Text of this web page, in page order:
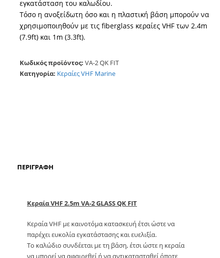
εγκατάσταση του καλωδίου.
Τόσο η ανοξείδωτη όσο και η πλαστική βάση μπορούν να
χρησιμοποιηθούν με τις fiberglass κεραίες VHF των 2.4m
(7.9ft) και 1m (3.3ft).
Κωδικός προϊόντος: VA-2 QK FIT
Κατηγορία: Kεραίες VHF Marine
ΠΕΡΙΓΡΑΦΉ
Κεραία VHF 2.5m VA-2 GLASS QK FIT
Kεραία VHF με καινοτόμα κατασκευή έτσι ώστε να
παρέχει ευκολία εγκατάστασης και ευελιξία.
Το καλώδιο συνδέεται με τη βάση, έτσι ώστε η κεραία
να μπορεί να αφαιρεθεί ή να αντικατασταθεί όποτε